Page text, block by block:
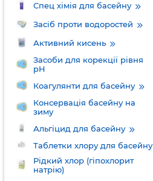
Спец хімія для басейну
Засіб проти водоростей
Активний кисень
Засоби для корекції рівня
pH
Коагулянти для басейну
Консервація басейну на
зиму
Альгіцид для басейну
Таблетки хлору для басейну
Рідкий хлор (гіпохлорит
натрію)